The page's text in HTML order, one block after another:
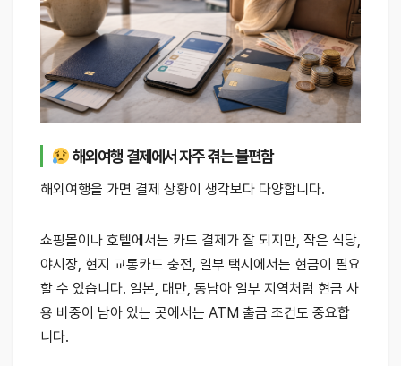
해외여행 결제에서 자주 겪는 불편함
해외여행을 가면 결제 상황이 생각보다 다양합니다.
쇼핑몰이나 호텔에서는 카드 결제가 잘 되지만, 작은 식당,
야시장, 현지 교통카드 충전, 일부 택시에서는 현금이 필요
할 수 있습니다. 일본, 대만, 동남아 일부 지역처럼 현금 사
용 비중이 남아 있는 곳에서는 ATM 출금 조건도 중요합
니다.